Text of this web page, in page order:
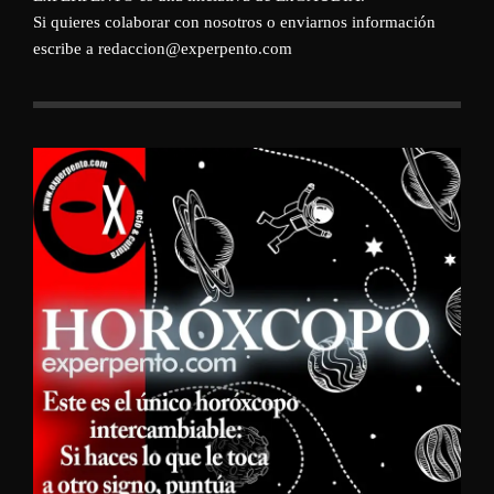
Si quieres colaborar con nosotros o enviarnos información
escribe a redaccion@experpento.com